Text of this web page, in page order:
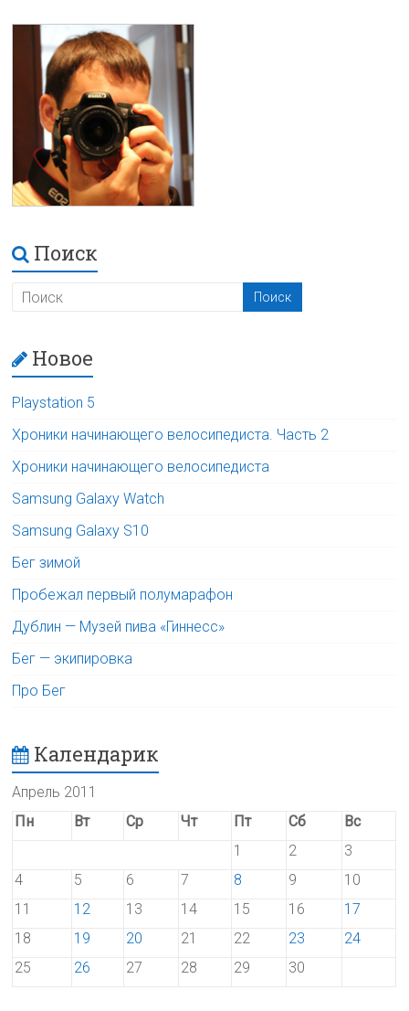
Поиск
Новое
Playstation 5
Хроники начинающего велосипедиста. Часть 2
Хроники начинающего велосипедиста
Samsung Galaxy Watch
Samsung Galaxy S10
Бег зимой
Пробежал первый полумарафон
Дублин — Музей пива «Гиннесс»
Бег — экипировка
Про Бег
Календарик
Апрель 2011
Пн
Вт Ср Чт Пт Сб
Вс
1
2
3
4
5 6 7 8 9
10
11
12 13 14 15 16
17
18
19 20 21 22 23
24
25
26 27 28 29 30